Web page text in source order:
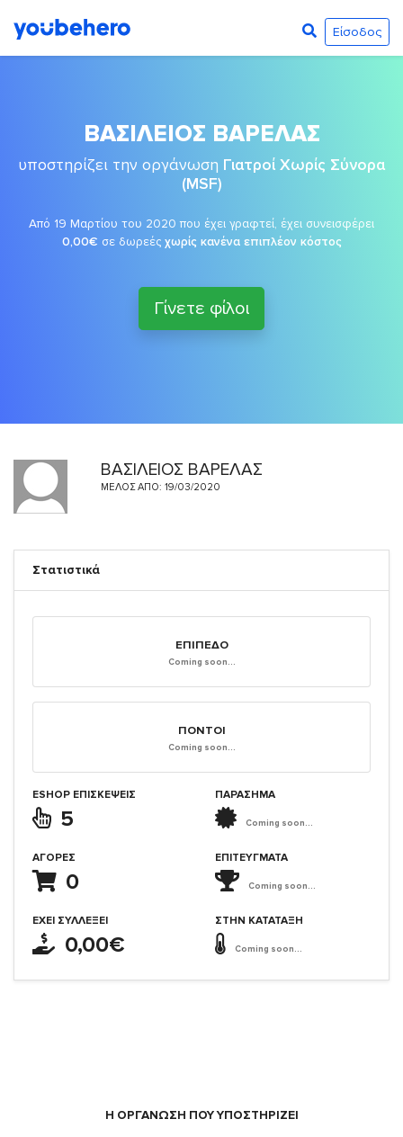
Είσοδος
ΒΑΣΙΛΕΙΟΣ ΒΑΡΕΛΑΣ
υποστηρίζει την οργάνωση Γιατροί Χωρίς Σύνορα
(MSF)
Από 19 Μαρτίου του 2020 που έχει γραφτεί, έχει συνεισφέρει
0,00€ σε δωρεές χωρίς κανένα επιπλέον κόστος
Γίνετε φίλοι
ΒΑΣΙΛΕΙΟΣ ΒΑΡΕΛΑΣ
ΜΈΛΟΣ ΑΠΌ: 19/03/2020
Στατιστικά
ΕΠΊΠΕΔΟ
Coming soon...
ΠΌΝΤΟΙ
Coming soon...
ESHOP ΕΠΙΣΚΈΨΕΙΣ
5
ΑΓΟΡΈΣ
0
ΈΧΕΙ ΣΥΛΛΈΞΕΙ
0,00€
ΠΑΡΑΣΗΜΑ
Coming soon...
ΕΠΙΤΕΎΓΜΑΤΑ
Coming soon...
ΣΤΗΝ ΚΑΤΆΤΑΞΗ
Coming soon...
Η ΟΡΓΆΝΩΣΗ ΠΟΥ ΥΠΟΣΤΗΡΙΖΕΙ